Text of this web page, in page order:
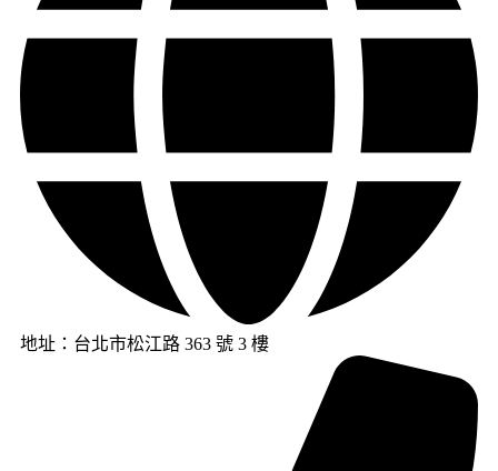
地址：台北市松江路 363 號 3 樓